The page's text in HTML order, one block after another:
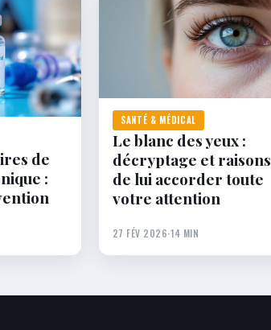
de
:
SANTÉ & MÉDICAL
Le blanc des yeux :
décryptage et raisons
de lui accorder toute
votre attention
27 FÉV 2026·14 MIN